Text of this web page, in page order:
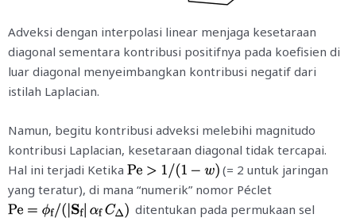
Adveksi dengan interpolasi linear menjaga kesetaraan
diagonal sementara kontribusi positifnya pada koefisien di
luar diagonal menyeimbangkan kontribusi negatif dari
istilah Laplacian.
Namun, begitu kontribusi adveksi melebihi magnitudo
kontribusi Laplacian, kesetaraan diagonal tidak tercapai.
Hal ini terjadi Ketika
(= 2 untuk jaringan
yang teratur), di mana “numerik” nomor Péclet
ditentukan pada permukaan sel